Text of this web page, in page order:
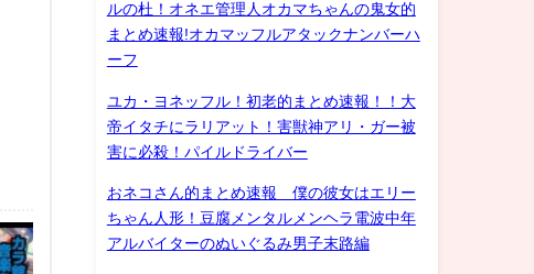
ルの杜！オネエ管理人オカマちゃんの鬼女的
まとめ速報!オカマッフルアタックナンバーハ
ーフ
ユカ・ヨネッフル！初老的まとめ速報！！大
帝イタチにラリアット！害獣神アリ・ガー被
害に必殺！パイルドライバー
おネコさん的まとめ速報 僕の彼女はエリー
ちゃん人形！豆腐メンタルメンヘラ電波中年
アルバイターのぬいぐるみ男子末路編